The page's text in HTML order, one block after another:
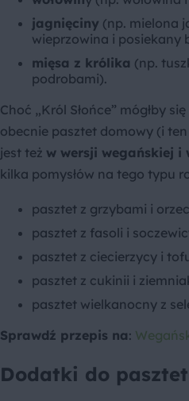
jagnięciny (np. mielona
wieprzowina i posiekany
mięsa z królika (np.
podrobami).
Choć „Król Słońce” mógłby
obecnie pasztet domowy (i
jest też w wersji wegańskiej i
kilka pomysłów na tego typu
pasztet z grzybami i
pasztet z fasoli i
pasztet z ciecierzycy i
pasztet z cukinii i
pasztet wielkanocny z
Sprawdź przepis na:
Dodatki do